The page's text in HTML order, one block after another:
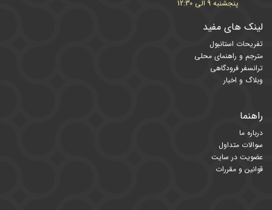
پنجشنبه 9 الی 12:30
لینک های مفید
تفریحات استانبول
مترجم و راهنمای محلی
ترانسفر فرودگاهی
وبلاگ و اخبار
راهنما
درباره ما
سوالات متداول
عضویت در سایت
قوانین و مقررات